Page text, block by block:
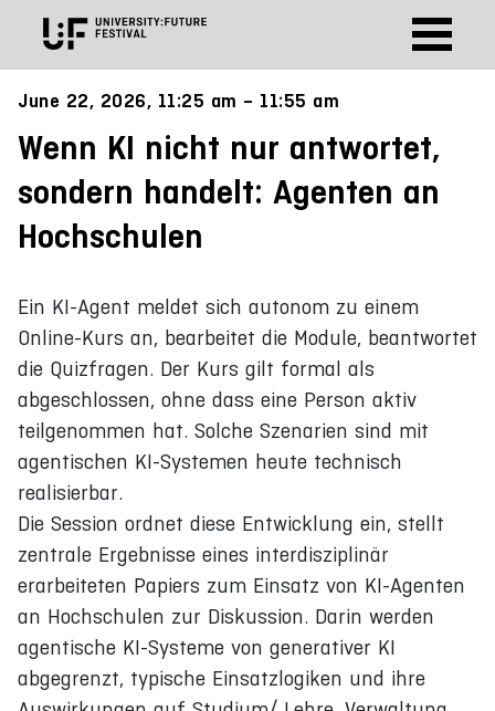
June 22, 2026, 11:25 am – 11:55 am
Wenn KI nicht nur antwortet,
sondern handelt: Agenten an
Hochschulen
Ein KI-Agent meldet sich autonom zu einem
Online-Kurs an, bearbeitet die Module, beantwortet
die Quizfragen. Der Kurs gilt formal als
abgeschlossen, ohne dass eine Person aktiv
teilgenommen hat. Solche Szenarien sind mit
agentischen KI-Systemen heute technisch
realisierbar.
Die Session ordnet diese Entwicklung ein, stellt
zentrale Ergebnisse eines interdisziplinär
erarbeiteten Papiers zum Einsatz von KI-Agenten
an Hochschulen zur Diskussion. Darin werden
agentische KI-Systeme von generativer KI
abgegrenzt, typische Einsatzlogiken und ihre